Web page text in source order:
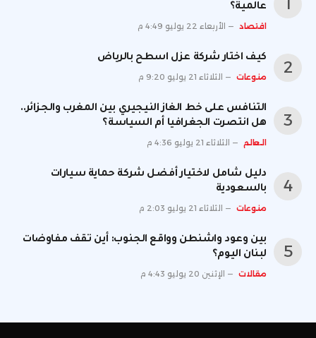
عالمية؟
اقتصاد الأربعاء 22 يوليو 4:49 م
كيف اختار شركة عزل اسطح بالرياض
منوعات الثلاثاء 21 يوليو 9:20 م
التنافس على خط الغاز النيجيري بين المغرب والجزائر..
هل انتصرت الجغرافيا أم السياسة؟
العالم الثلاثاء 21 يوليو 4:36 م
دليل شامل لاختيار أفضل شركة حماية سيارات
بالسعودية
منوعات الثلاثاء 21 يوليو 2:03 م
بين وعود واشنطن وواقع الجنوب: أين تقف مفاوضات
لبنان اليوم؟
مقالات الإثنين 20 يوليو 4:43 م